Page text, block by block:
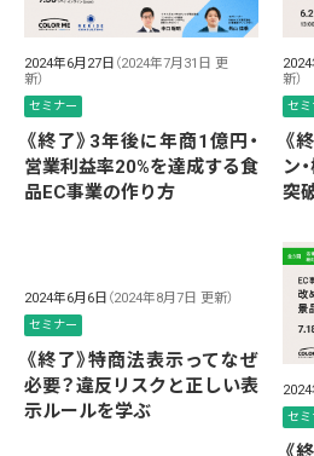
2024年6月27日 （2024年7月31日 更
新）
セミナー
《終了》3年後に年商1億円・
営業利益率20%を達成する食
品EC事業の作り方
新）
セミ
《
ン
突
2024年6月6日 （2024年8月7日 更新）
セミナー
《終了》特商法表示ってなぜ
必要？違反リスクと正しい表
示ルールを学ぶ
セミ